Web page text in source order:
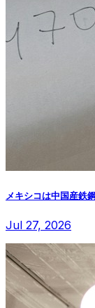
メキシコは中国産鉄
Jul 27, 2026